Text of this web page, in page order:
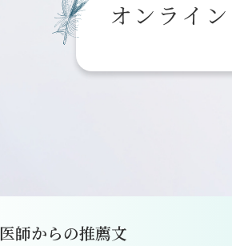
オンライン
医師からの推薦文